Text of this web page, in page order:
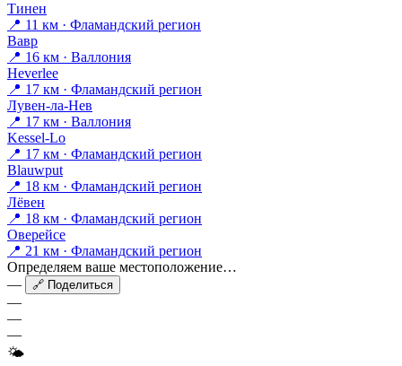
Тинен
📍 11 км · Фламандский регион
Вавр
📍 16 км · Валлония
Heverlee
📍 17 км · Фламандский регион
Лувен-ла-Нев
📍 17 км · Валлония
Kessel-Lo
📍 17 км · Фламандский регион
Blauwput
📍 18 км · Фламандский регион
Лёвен
📍 18 км · Фламандский регион
Оверейсе
📍 21 км · Фламандский регион
Определяем ваше местоположение…
—
🔗 Поделиться
—
—
—
🌤